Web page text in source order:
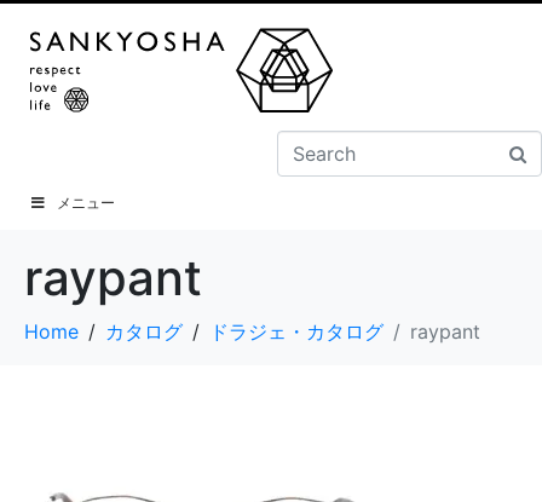
メニュー
raypant
Home カタログ ドラジェ・カタログ raypant